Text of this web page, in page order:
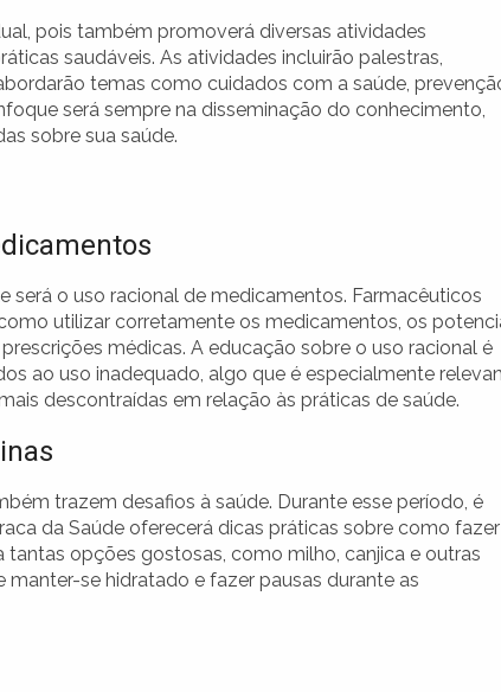
pois também promoverá diversas atividades
saudáveis. As atividades incluirão palestras,
temas como cuidados com a saúde,
será sempre na disseminação do conhecimento,
sobre sua saúde.
será o uso racional de medicamentos. Farmacêuticos
utilizar corretamente os medicamentos, os
médicas. A educação sobre o uso racional é
ao uso inadequado, algo que é especialmente
descontraídas em relação às práticas de saúde.
trazem desafios à saúde. Durante esse período, é
da Saúde oferecerá dicas práticas sobre como fazer
opções gostosas, como milho, canjica e outras
se hidratado e fazer pausas durante as